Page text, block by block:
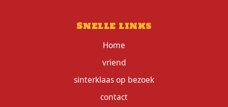
Snelle links
Home
vriend
sinterklaas op bezoek
contact